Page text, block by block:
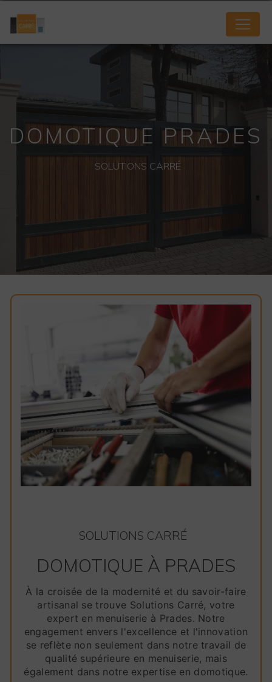
DOMOTIQUE PRADES
SOLUTIONS CARRÉ
SOLUTIONS CARRÉ
DOMOTIQUE À PRADES
À la croisée de la modernité et du savoir-faire
artisanal se trouve Solutions Carré, votre
expert en menuiserie à Prades. Notre
engagement envers l'excellence et l'innovation
se reflète non seulement dans notre travail de
qualité supérieure en menuiserie, mais
également dans notre expertise en domotique.